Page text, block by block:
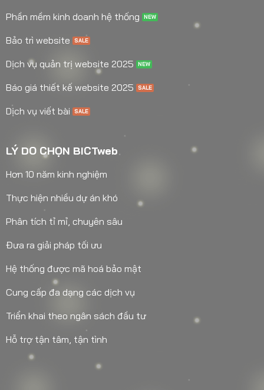
Phần mềm kinh doanh hệ thống
Bảo trì website
Dịch vụ quản trị website 2025
Báo giá thiết kế website 2025
Dịch vụ viết bài
LÝ DO CHỌN BICTweb
Hơn 10 năm kinh nghiệm
Thực hiện nhiều dự án khó
Phân tích tỉ mỉ, chuyên sâu
Đưa ra giải pháp tối ưu
Hệ thống được mã hoá bảo mật
Cung cấp đa dạng các dịch vụ
Triển khai theo ngân sách đầu tư
Hỗ trợ tận tâm, tận tình